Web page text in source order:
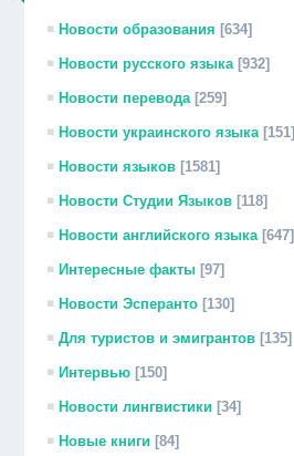
Новости образования [634]
Новости русского языка [932]
Новости перевода [259]
Новости украинского языка [151]
Новости языков [1581]
Новости Студии Языков [118]
Новости английского языка [647]
Интересные факты [97]
Новости Эсперанто [130]
Для туристов и эмигрантов [135]
Интервью [150]
Новости лингвистики [34]
Новые книги [84]